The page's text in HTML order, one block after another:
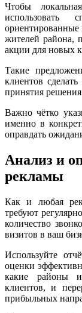
Чтобы
использовать
жителей района,
акции для новых
Такие
клиентов
принятия
Важно чётко
именно в
оправдать
Анализ и
рекламы
Как и любая
требуют
количество
визитов в ваш
Используйте
оценки
какие районы
клиентов, и
прибыльных